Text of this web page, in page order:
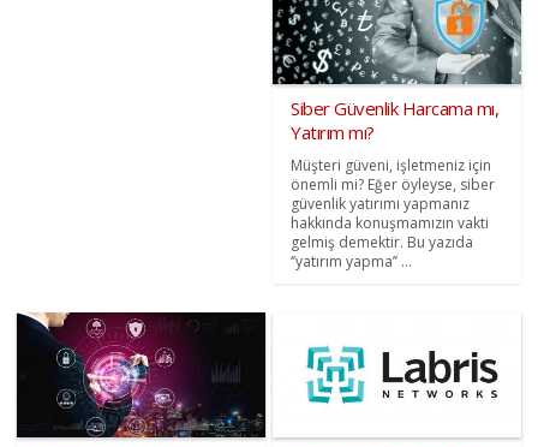
Siber Güvenlik Harcama mı,
Yatırım mı?
Müşteri güveni, işletmeniz için
önemli mi? Eğer öyleyse, siber
güvenlik yatırımı yapmanız
hakkında konuşmamızın vakti
gelmiş demektir. Bu yazıda
‘’yatırım yapma’’ ...